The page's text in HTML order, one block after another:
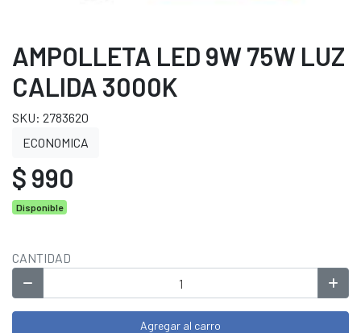
AMPOLLETA LED 9W 75W LUZ
CALIDA 3000K
SKU: 2783620
ECONOMICA
$ 990
Disponible
CANTIDAD
Agregar al carro